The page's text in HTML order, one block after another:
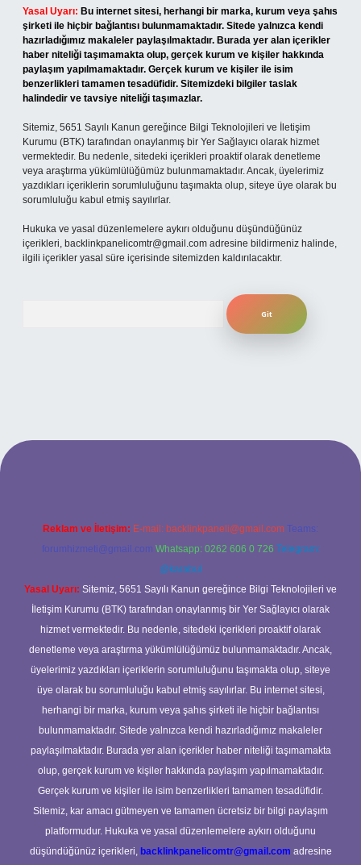
Yasal Uyarı: Bu internet sitesi, herhangi bir marka, kurum veya şahıs
şirketi ile hiçbir bağlantısı bulunmamaktadır. Sitede yalnızca kendi
hazırladığımız makaleler paylaşılmaktadır. Burada yer alan içerikler
haber niteliği taşımamakta olup, gerçek kurum ve kişiler hakkında
paylaşım yapılmamaktadır. Gerçek kurum ve kişiler ile isim
benzerlikleri tamamen tesadüfidir. Sitemizdeki bilgiler taslak
halindedir ve tavsiye niteliği taşımazlar.
Sitemiz, 5651 Sayılı Kanun gereğince Bilgi Teknolojileri ve İletişim
Kurumu (BTK) tarafından onaylanmış bir Yer Sağlayıcı olarak hizmet
vermektedir. Bu nedenle, sitedeki içerikleri proaktif olarak denetleme
veya araştırma yükümlülüğümüz bulunmamaktadır. Ancak, üyelerimiz
yazdıkları içeriklerin sorumluluğunu taşımakta olup, siteye üye olarak bu
sorumluluğu kabul etmiş sayılırlar.
Hukuka ve yasal düzenlemelere aykırı olduğunu düşündüğünüz
içerikleri, backlinkpanelicomtr@gmail.com adresine bildirmeniz halinde,
ilgili içerikler yasal süre içerisinde sitemizden kaldırılacaktır.
yeni giriş adresi
Reklam ve İletişim: E-mail: backlinkpaneli@gmail.com Teams:
forumhizmeti@gmail.com Whatsapp: 0262 606 0 726 Telegram:
@karabul
Yasal Uyarı: Sitemiz, 5651 Sayılı Kanun gereğince Bilgi Teknolojileri ve
İletişim Kurumu (BTK) tarafından onaylanmış bir Yer Sağlayıcı olarak
hizmet vermektedir. Bu nedenle, sitedeki içerikleri proaktif olarak
denetleme veya araştırma yükümlülüğümüz bulunmamaktadır. Ancak,
üyelerimiz yazdıkları içeriklerin sorumluluğunu taşımakta olup, siteye
üye olarak bu sorumluluğu kabul etmiş sayılırlar. Bu internet sitesi,
herhangi bir marka, kurum veya şahıs şirketi ile hiçbir bağlantısı
bulunmamaktadır. Sitede yalnızca kendi hazırladığımız makaleler
paylaşılmaktadır. Burada yer alan içerikler haber niteliği taşımamakta
olup, gerçek kurum ve kişiler hakkında paylaşım yapılmamaktadır.
Gerçek kurum ve kişiler ile isim benzerlikleri tamamen tesadüfidir.
Sitemiz, kar amacı gütmeyen ve tamamen ücretsiz bir bilgi paylaşım
platformudur. Hukuka ve yasal düzenlemelere aykırı olduğunu
düşündüğünüz içerikleri, backlinkpanelicomtr@gmail.com adresine